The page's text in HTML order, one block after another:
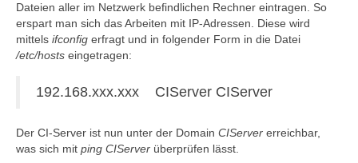
Dateien aller im Netzwerk befindlichen Rechner eintragen. So
erspart man sich das Arbeiten mit IP-Adressen. Diese wird
mittels ifconfig erfragt und in folgender Form in die Datei
/etc/hosts eingetragen:
192.168.xxx.xxx CIServer CIServer
Der CI-Server ist nun unter der Domain CIServer erreichbar,
was sich mit ping CIServer überprüfen lässt.